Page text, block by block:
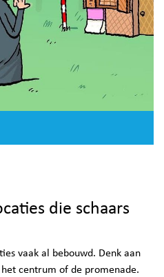
die schaars
vaak al bebouwd. Denk aan
centrum of de promenade.